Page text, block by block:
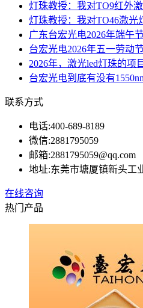
灯珠教授：我对TO9红外
灯珠教授：我对TO46激光
广东台宏光电2026年端午
台宏光电2026年五一劳动
2026年，激光led灯珠的项
台宏光电到底有没有
联系方式
电话:400-689-8189
微信:2881795059
邮箱:2881795059@qq.com
地址:东莞市塘厦镇新头工
在线咨询
热门产品